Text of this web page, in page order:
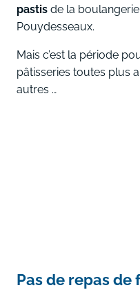
pastis de la
Pouydesseaux.
Mais c’est la période
pâtisseries toutes plus
autres …
Pas de repas de